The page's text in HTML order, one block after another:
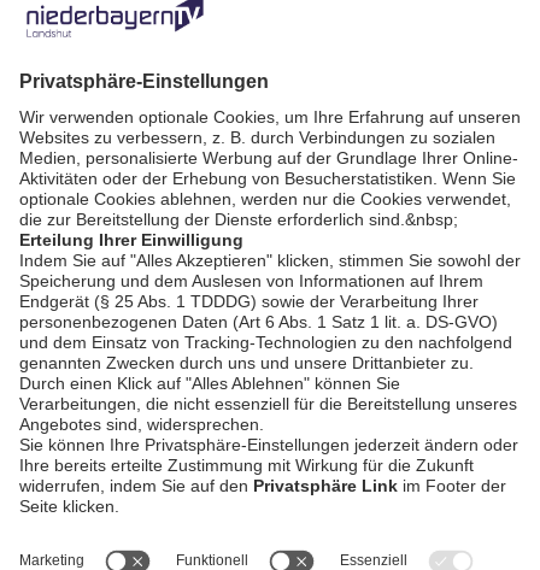
Zurück
AGB / Gewinnspiele
Datenschutz
Impressum